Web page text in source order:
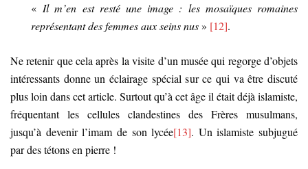
«Il m’en est resté une image : les mosaïques romaines
représentant des femmes aux seins nus» [12].
Ne retenir que cela après la visite d’un musée qui regorge d’objets
intéressants donne un éclairage spécial sur ce qui va être discuté
plus loin dans cet article. Surtout qu’à cet âge il était déjà islamiste,
fréquentant les cellules clandestines des Frères musulmans,
jusqu’à devenir l’imam de son lycée[13]. Un islamiste subjugué
par des tétons en pierre !